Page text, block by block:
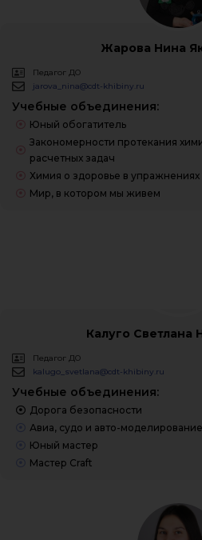
Жарова Нина
Педагог ДО
jarova_nina@cdt-khibiny.ru
Учебные объединения:
Юный обогатитель
Закономерности протекания
расчетных задач
Химия о здоровье в упражнениях
Мир, в котором мы живем
Калуго Светлана
Педагог ДО
kalugo_svetlana@cdt-khibiny.ru
Учебные объединения:
Дорога безопасности
Авиа, судо и авто-моделирование
Юный мастер
Мастер Craft